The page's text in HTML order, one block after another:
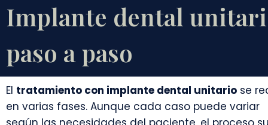
Implante dental
paso a paso
El tratamiento con implante dental unitario se
en varias fases. Aunque cada caso puede variar